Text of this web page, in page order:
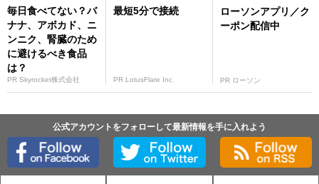
毎日食べてない？バ
ナナ、アボカド、ニ
ンニク、腎臓のため
に避けるべき食品
は？
PR Skyrocket株式会社
最短5分で接続
PR LotusFlare Inc
ローソンアプリ／ク
ーポン配信中
PR ローソン
公式アカウントをフォローして最新情報を手に入れよう